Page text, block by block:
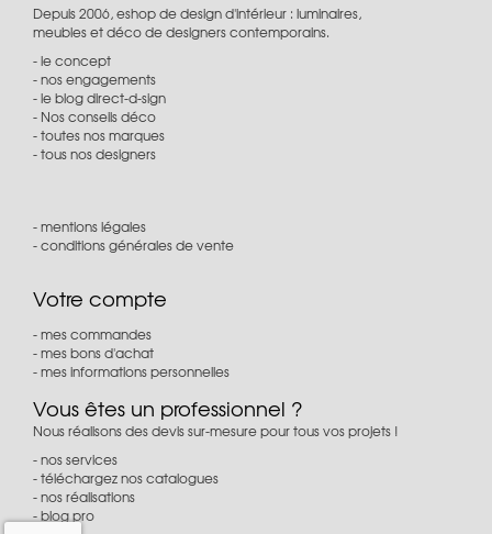
Depuis 2006, eshop de design d'intérieur : luminaires,
meubles et déco de designers contemporains.
le concept
nos engagements
le blog direct-d-sign
Nos conseils déco
toutes nos marques
tous nos designers
mentions légales
conditions générales de vente
Votre compte
mes commandes
mes bons d'achat
mes informations personnelles
Vous êtes un professionnel ?
Nous réalisons des devis sur-mesure pour tous vos projets !
nos services
téléchargez nos catalogues
nos réalisations
blog pro